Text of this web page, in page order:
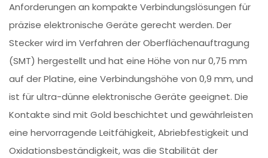
Anforderungen an kompakte Verbindungslösungen für
präzise elektronische Geräte gerecht werden. Der
Stecker wird im Verfahren der Oberflächenauftragung
(SMT) hergestellt und hat eine Höhe von nur 0,75 mm
auf der Platine, eine Verbindungshöhe von 0,9 mm, und
ist für ultra-dünne elektronische Geräte geeignet. Die
Kontakte sind mit Gold beschichtet und gewährleisten
eine hervorragende Leitfähigkeit, Abriebfestigkeit und
Oxidationsbeständigkeit, was die Stabilität der